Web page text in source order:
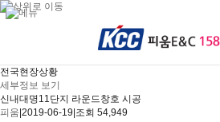
전국현장상황
세부정보 보기
신내대명11단지 라운드창호 시공
피움 2019-06-19 조회 54,949